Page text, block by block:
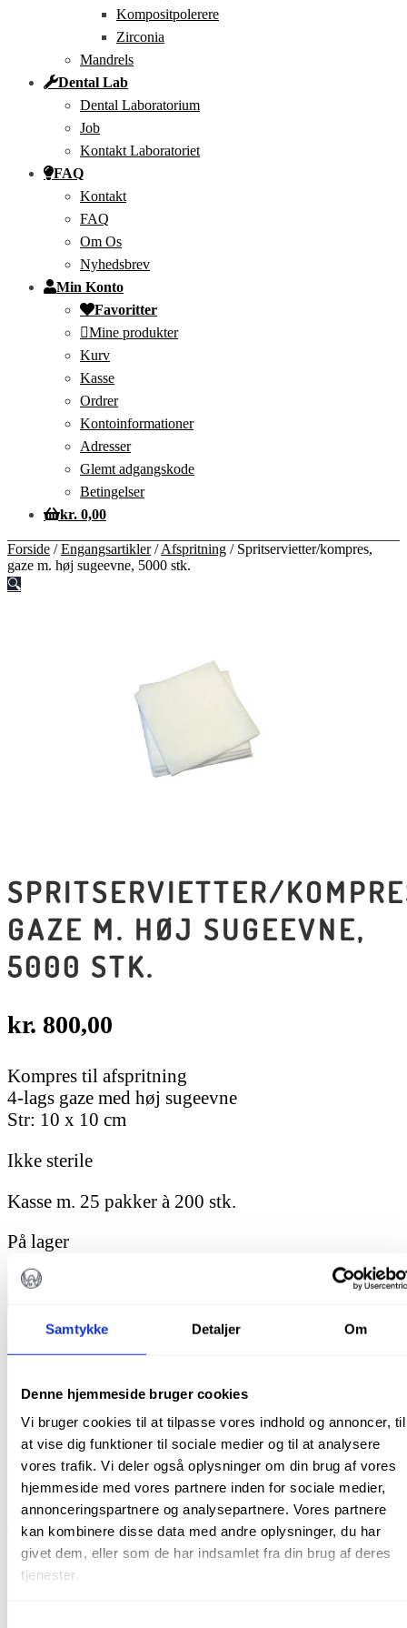
Samtykke Detaljer Om
Denne hjemmeside bruger cookies
Vi bruger cookies til at tilpasse vores indhold og annoncer, til
at vise dig funktioner til sociale medier og til at analysere
vores trafik. Vi deler også oplysninger om din brug af vores
hjemmeside med vores partnere inden for sociale medier,
annonceringspartnere og analysepartnere. Vores partnere
kan kombinere disse data med andre oplysninger, du har
givet dem, eller som de har indsamlet fra din brug af deres
tjenester.
Kompositpolerere
Zirconia
Mandrels
Dental Lab
Dental Laboratorium
Job
Kontakt Laboratoriet
FAQ
Kontakt
FAQ
Om Os
Nyhedsbrev
Min Konto
Favoritter
Mine produkter
Kurv
Kasse
Ordrer
Kontoinformationer
Adresser
Glemt adgangskode
Betingelser
kr. 0,00
Forside /Engangsartikler/Afspritning / Spritservietter/kompres,
gaze m. høj sugeevne, 5000 stk.
🔍
SPRITSERVIETTER/
GAZE M. HØJ SUGEEVNE,
5000 STK.
kr. 800,00
Kompres til afspritning
4-lags gaze med høj sugeevne
Str: 10 x 10 cm
Ikke sterile
Kasse m. 25 pakker à 200 stk.
På lager
Spritservietter/kompres,
5000
antal
Afspritning,Alle produkter Tags:Afspritningsserviet Kompres
Brand
Beskrivelse
Spritservietter, gaze m. høj sugeevne,5000 stk.
Kompres til afspritning
4-lags gaze med høj sugeevne
Str: 10 x 10 cm
Kan også anvendes som Gaze ved større